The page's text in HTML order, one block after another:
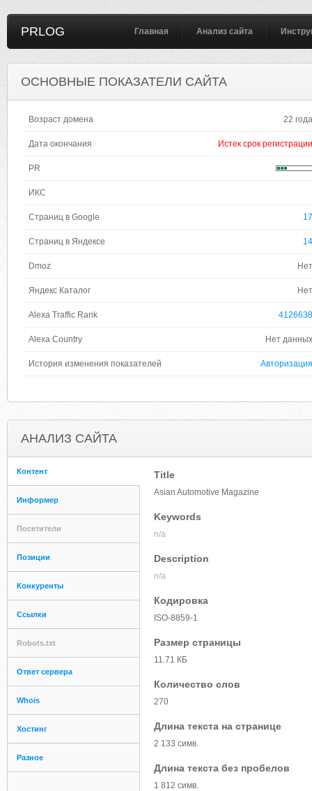
PRLOG Главная Анализ сайта
ОСНОВНЫЕ ПОКАЗАТЕЛИ САЙТА
Возраст домена 22 года
Дата окончания Истек срок регистрации
PR
ИКС
Страниц в Google 17
Страниц в Яндексе 14
Dmoz Нет
Яндекс Каталог Нет
Alexa Traffic Rank 4126638
Alexa Country Нет данных
История изменения показателей Авторизация
АНАЛИЗ САЙТА
Контент
Информер
Посетители
Позиции
Конкуренты
Ссылки
Robots.txt
Ответ сервера
Whois
Хостинг
Разное
Title
Asian Automotive Magazine
Keywords
n/a
Description
n/a
Кодировка
ISO-8859-1
Размер страницы
11.71 КБ
Количество слов
270
Длина текста на странице
2 133 симв.
Длина текста без пробелов
1 812 симв.